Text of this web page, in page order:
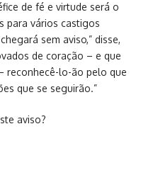
de fé e virtude será o
para vários castigos
sem aviso,” disse,
de coração – e que
reconhecê-lo-ão pelo que
que se seguirão.”
aviso?